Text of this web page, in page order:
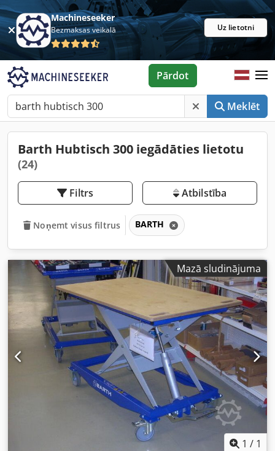
Machineseeker
Bezmaksas veikalā Uz lietotni
Meklēt
Pārdot
Barth Hubtisch 300 iegādāties lietotu
(24)
Filtrs Atbilstība
Noņemt visus filtrus BARTH
Mazā sludinājuma
1 / 1